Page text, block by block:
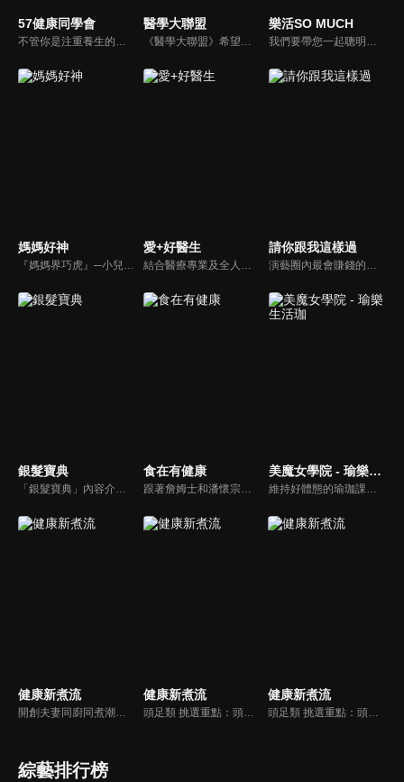
57健康同學會 醫學大聯盟 樂活SO MUCH
媽媽好神
『媽媽界巧虎』─小兒科醫師黃瑽寧，『國民媽媽』─鍾欣凌，兩人領軍擁有十八般武藝的好神媽媽團，為全台媽媽們發聲，所有育兒新知，家庭秘辛，全家大小健康，都會在《媽媽好神》一一解惑！
愛+好醫生
結合醫療專業及全人關懷的新型態節目，主持人黃瑽寧醫師親訪家庭，跨領域醫療顧問團全方位檢視，提供最完整、實用和正確的資訊來守護孩子的健康。
請你跟我這樣過
演藝圈內最會賺錢的侯昌明，以親身經歷教你理財；採訪經歷豐沛的黃文華，把所見所聞通通報你哉。不論是理財知識、兩性問題、生活資訊，完全貼近市井小民的所需所求，保證讓你生活過更好！
銀髮寶典
「銀髮寶典」內容介紹銀髮族相關的醫療知識，讓爺爺奶奶們能了解銀髮族常見的疾病、或是身體常遇到的問題，並邀請專業的醫師上節目解答，詳細深入且淺顯易懂的方式講述給各位爺爺奶奶們。為銀髮族的身體健康預防把關，讓爺爺奶奶能有一個樂活的退休生活。
食在有健康
跟著詹姆士和潘懷宗博士就能輕鬆學料理！只是品嚐美食之餘，身體健康也要懂得把關，每集都會傳授生活健康資訊，破除一般飲食迷思，讓大家吃得美味、活得健康！
美魔女學院 - 瑜樂生活珈
維持好體態的瑜珈課程，有著豐富的瑜珈姿勢，伸展筋骨舒緩全身疲勞，緊緻肌肉線條，不只能雕塑美美的身材也能夠讓身心靈都暢快健康，跟上我們的腳步一起踏上瑜樂生活珈，輕鬆好上手，快樂享瘦！
健康新煮流
開創夫妻同廚同煮潮流的KC夫婦，繼《健康醫食代》後，走出攝影棚，帶大家全台走透透，發掘上帝賞賜的美味食材，內容融合新加坡南洋風和客家純樸味，加上台灣獨特的閩南風情，互相激盪交織出的火花，打造出獨一無二的美食節目。
健康新煮流
頭足類 挑選重點：頭足類利用清洗時去除內臟可以降低膽固醇的攝取。挑選雙眼清澈明亮，眼球稍微凸出，肉質結實有彈性為佳。身體具透明感，觸腕或是吸盤一碰到活體就會吸附住便是新鮮的。
健康新煮流
頭足類 挑選重點：頭足類利用清洗時去除內臟可以降低膽固醇的攝取。挑選雙眼清澈明亮，眼球稍微凸出，肉質結實有彈性為佳。身體具透明感，觸腕或是吸盤一碰到活體就會吸附住便是新鮮的。
綜藝排行榜